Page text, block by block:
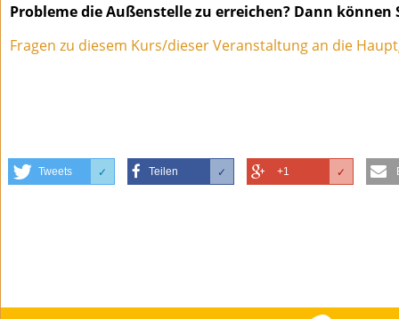
Probleme die Außenstelle zu erreichen? Dann
Fragen zu diesem Kurs/dieser Veranstaltung an die
Tweets ✓ Teilen ✓ +1 ✓